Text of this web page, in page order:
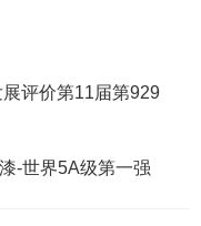
评价第11届第929
‌-世界5A级第一强